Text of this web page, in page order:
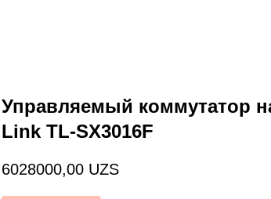
Управляемый коммутатор
Link TL-SX3016F
6028000,00 UZS